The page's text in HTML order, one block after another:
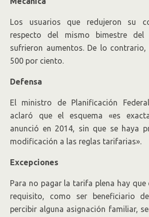
Los usuarios que redujeron su
respecto del mismo bimestre
sufrieron aumentos. De lo contrario,
500 por ciento.
Defensa
El ministro de Planificación
aclaró que el esquema «es
anunció en 2014, sin que se haya
modificación a las reglas tarifarias».
Excepciones
Para no pagar la tarifa plena hay que
requisito, como ser beneficiario
percibir alguna asignación familiar,